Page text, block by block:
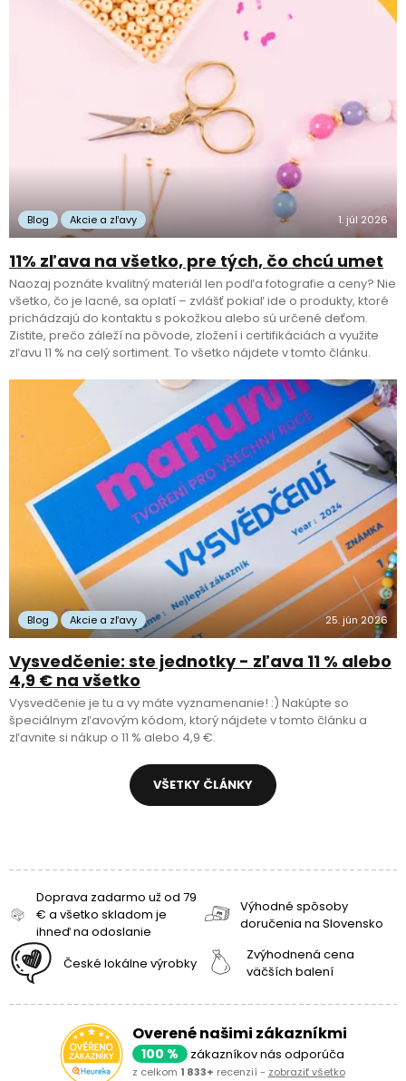
Blog Akcie a zľavy 1. júl 2026
11% zľava na všetko, pre tých, čo chcú umet
Naozaj poznáte kvalitný materiál len podľa fotografie a ceny? Nie
všetko, čo je lacné, sa oplatí – zvlášť pokiaľ ide o produkty, ktoré
prichádzajú do kontaktu s pokožkou alebo sú určené deťom.
Zistite, prečo záleží na pôvode, zložení i certifikáciách a využite
zľavu 11 % na celý sortiment. To všetko nájdete v tomto článku.
Blog Akcie a zľavy 25. jún 2026
Vysvedčenie: ste jednotky - zľava 11 % alebo
4,9 € na všetko
Vysvedčenie je tu a vy máte vyznamenanie! :) Nakúpte so
špeciálnym zľavovým kódom, ktorý nájdete v tomto článku a
zľavnite si nákup o 11 % alebo 4,9 €.
VŠETKY ČLÁNKY
Doprava zadarmo už od 79
€ a všetko skladom je
ihneď na odoslanie
Výhodné spôsoby
doručenia na Slovensko
České lokálne výrobky
Zvýhodnená cena
väčších balení
Overené našimi zákazníkmi
100 % zákazníkov nás odporúča
z celkom 1 833+ recenzií - zobraziť všetko